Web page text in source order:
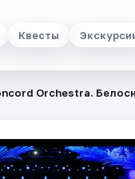
Квесты
Orchestra.